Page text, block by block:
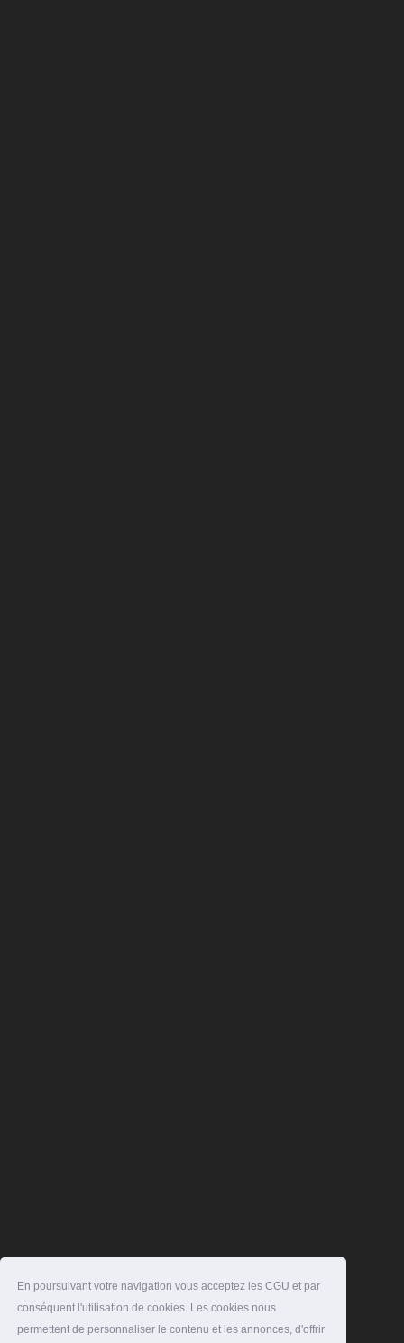
En poursuivant votre navigation vous acceptez les CGU et par
conséquent l'utilisation de cookies. Les cookies nous
permettent de personnaliser le contenu et les annonces, d'offrir